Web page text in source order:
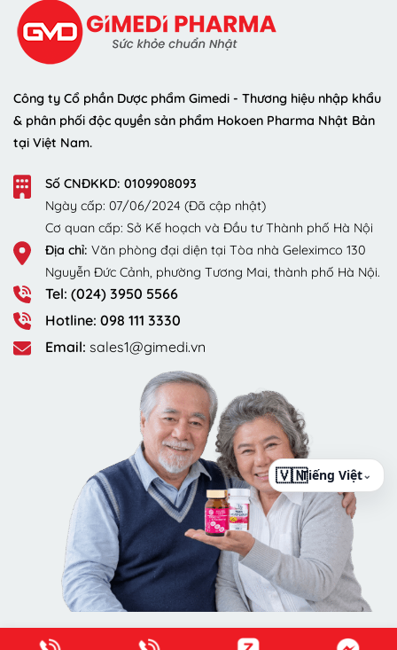
Công ty Cổ phần Dược phẩm Gimedi - Thương hiệu nhập khẩu
& phân phối độc quyền sản phẩm Hokoen Pharma Nhật Bản
tại Việt Nam.
Số CNĐKKD: 0109908093
Ngày cấp: 07/06/2024 (Đã cập nhật)
Cơ quan cấp: Sở Kế hoạch và Đầu tư Thành phố Hà Nội
Địa chỉ: Văn phòng đại diện tại Tòa nhà Geleximco 130
Nguyễn Đức Cảnh, phường Tương Mai, thành phố Hà Nội.
Tel: (024) 3950 5566
Hotline: 098 111 3330
Email: sales1@gimedi.vn
⌄